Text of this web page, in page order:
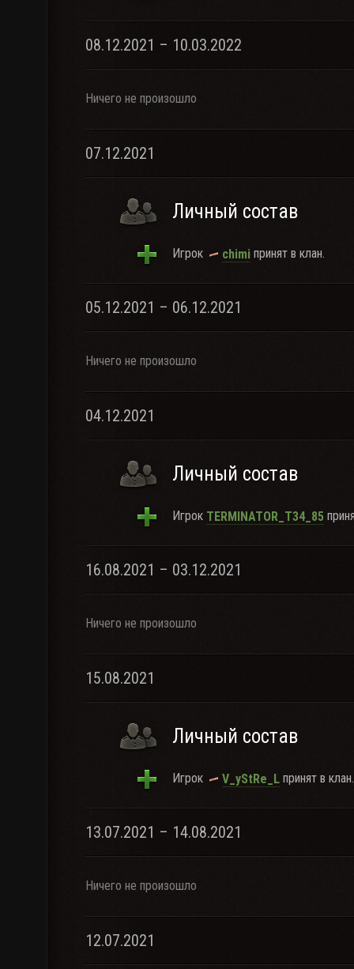
08.12.2021 – 10.03.2022
Ничего не произошло
07.12.2021
Личный состав
Игрок chimi принят в клан.
05.12.2021 – 06.12.2021
Ничего не произошло
04.12.2021
Личный состав
Игрок TERMINATOR_T34_85
16.08.2021 – 03.12.2021
Ничего не произошло
15.08.2021
Личный состав
Игрок V_yStRe_L принят в клан.
13.07.2021 – 14.08.2021
Ничего не произошло
12.07.2021